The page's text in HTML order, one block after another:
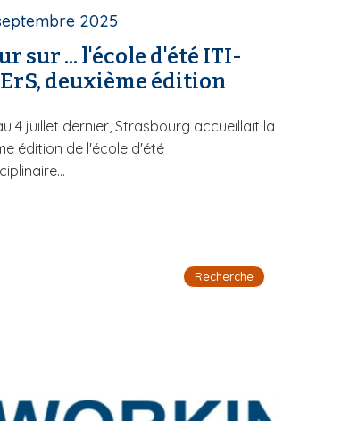
2025
sur ... l'école d'été ITI-
deuxième édition
4 juillet dernier, Strasbourg accueillait la
édition de l'école d'été
Recherche